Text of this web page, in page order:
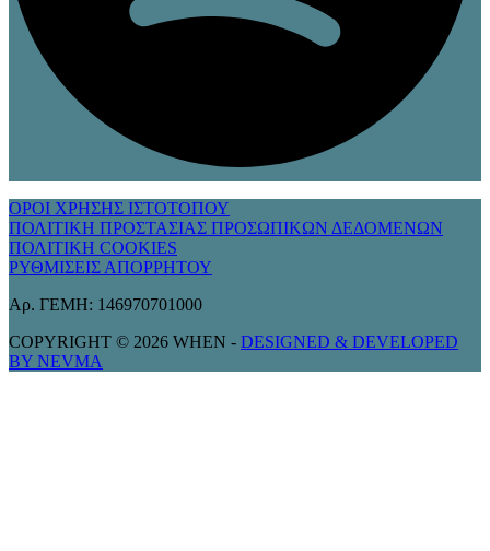
ΟΡΟΙ ΧΡΗΣΗΣ ΙΣΤΟΤΟΠΟΥ
ΠΟΛΙΤΙΚΗ ΠΡΟΣΤΑΣΙΑΣ ΠΡΟΣΩΠΙΚΩΝ ΔΕΔΟΜΕΝΩΝ
ΠΟΛΙΤΙΚΗ COOKIES
ΡΥΘΜΙΣΕΙΣ ΑΠΟΡΡΗΤΟΥ
Αρ. ΓΕΜΗ: 146970701000
COPYRIGHT © 2026 WHEN - DESIGNED & DEVELOPED
BY NEVMA